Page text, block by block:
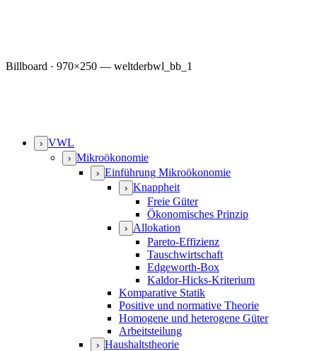
Billboard · 970×250 — weltderbwl_bb_1
› VWL
› Mikroökonomie
› Einführung Mikroökonomie
› Knappheit
Freie Güter
Ökonomisches Prinzip
› Allokation
Pareto-Effizienz
Tauschwirtschaft
Edgeworth-Box
Kaldor-Hicks-Kriterium
Komparative Statik
Positive und normative Theorie
Homogene und heterogene Güter
Arbeitsteilung
› Haushaltstheorie